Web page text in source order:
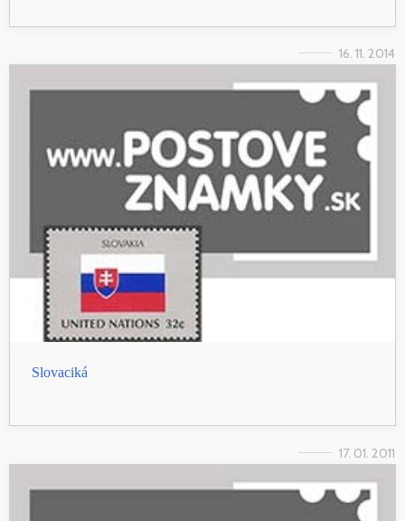
16. 11. 2014
Slovaciká
17. 01. 2011